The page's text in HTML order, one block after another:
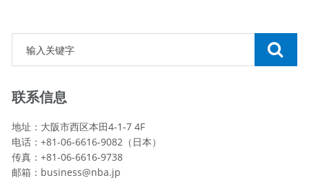
联系信息
地址：大阪市西区本田4-1-7 4F
电话：+81-06-6616-9082（日本）
传真：+81-06-6616-9738
邮箱： business@nba.jp